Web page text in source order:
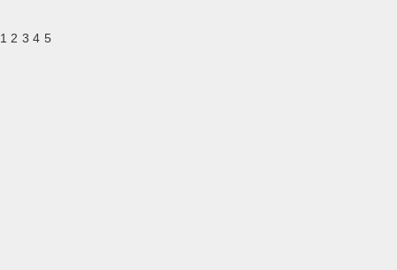
1 2 3 4 5